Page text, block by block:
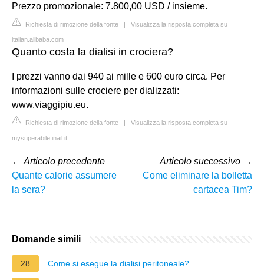
Prezzo promozionale: 7.800,00 USD / insieme.
Richiesta di rimozione della fonte | Visualizza la risposta completa su
italian.alibaba.com
Quanto costa la dialisi in crociera?
I prezzi vanno dai 940 ai mille e 600 euro circa. Per
informazioni sulle crociere per dializzati:
www.viaggipiu.eu.
Richiesta di rimozione della fonte | Visualizza la risposta completa su
mysuperabile.inail.it
← Articolo precedente
Quante calorie assumere
la sera?
Articolo successivo →
Come eliminare la bolletta
cartacea Tim?
Domande simili
28 Come si esegue la dialisi peritoneale?